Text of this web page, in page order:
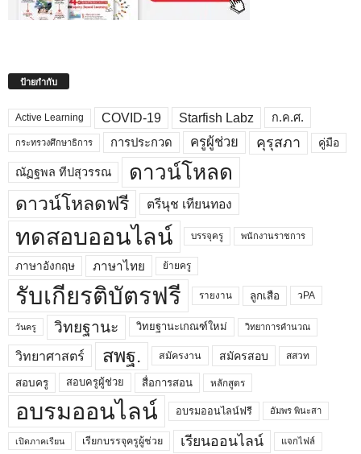
ป้ายกำกับ
Active Learning COVID-19 Starfish Labz ก.ค.ศ.
กระทรวงศึกษาธิการ การประกวด ครูผู้ช่วย คุรุสภา คู่มือ
ณัฏฐพล ทีปสุวรรณ ดาวน์โหลด
ดาวน์โหลดฟรี ตรีนุช เทียนทอง
ทดสอบออนไลน์ บรรจุครู พนักงานราชการ
ภาษาอังกฤษ ภาษาไทย ย้ายครู
รับเกียรติบัตรฟรี รายงาน ลูกเสือ วPA
วันครู วิทยฐานะ วิทยฐานะเกณฑ์ใหม่ วิทยาการคำนวณ
วิทยาศาสตร์ สพฐ. สมัครงาน สมัครสอบ สสวท
สอบครู สอบครูผู้ช่วย สื่อการสอน หลักสูตร
อบรมออนไลน์ อบรมออนไลน์ฟรี อัมพร พินะสา
เปิดภาคเรียน เรียกบรรจุครูผู้ช่วย เรียนออนไลน์ แจกไฟล์